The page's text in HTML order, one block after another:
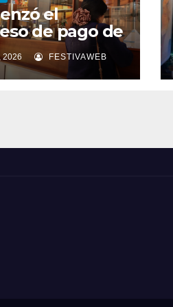
el
de pago de
cuota del
de
2026 en
2026 FESTIVAWEB